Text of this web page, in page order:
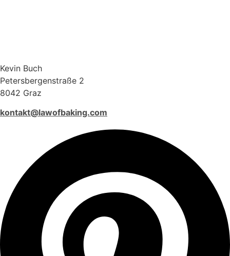
Kevin Buch
Petersbergenstraße 2
8042 Graz
kontakt@lawofbaking.com